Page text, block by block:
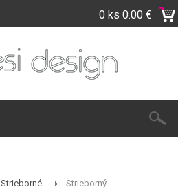
0 ks 0.00 €
Strieborné ... Strieborný ...